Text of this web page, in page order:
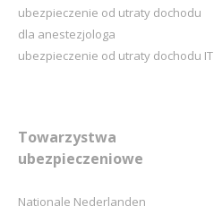
ubezpieczenie od utraty dochodu
dla anestezjologa
ubezpieczenie od utraty dochodu IT
Towarzystwa
ubezpieczeniowe
Nationale Nederlanden